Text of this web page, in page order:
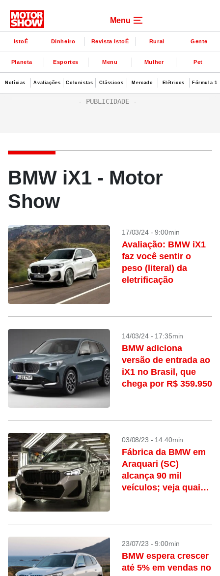
Menu
IstoÉ Dinheiro Revista IstoÉ Rural Gente
Planeta Esportes Menu Mulher Pet
Notícias Avaliações Colunistas Clássicos Mercado Elétricos Fórmula 1
BMW iX1 - Motor
Show
17/03/24 - 9:00min
Avaliação: BMW iX1
faz você sentir o
peso (literal) da
eletrificação
14/03/24 - 17:35min
BMW adiciona
versão de entrada ao
iX1 no Brasil, que
chega por R$ 359.950
03/08/23 - 14:40min
Fábrica da BMW em
Araquari (SC)
alcança 90 mil
veículos; veja quais
23/07/23 - 9:00min
BMW espera crescer
até 5% em vendas no